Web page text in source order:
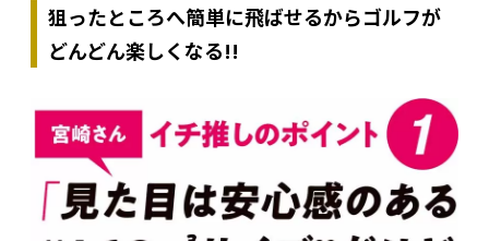
狙ったところへ簡単に飛ばせるからゴルフが
どんどん楽しくなる!!